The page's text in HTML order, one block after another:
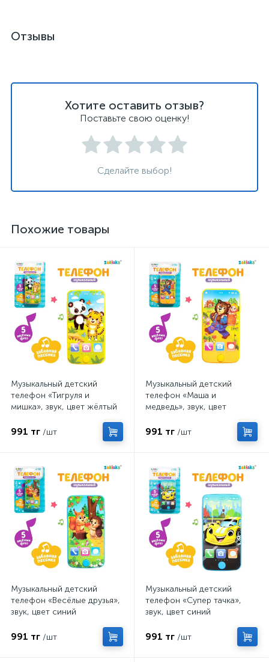
Отзывы
Хотите оставить отзыв?
Поставьте свою оценку!
Сделайте выбор!
Похожие товары
Музыкальный детский
телефон «Тигруля и
мишка», звук, цвет жёлтый
991 тг /шт
Музыкальный детский
телефон «Маша и
медведь», звук, цвет
991 тг /шт
Музыкальный детский
телефон «Весёлые друзья»,
звук, цвет синий
991 тг /шт
Музыкальный детский
телефон «Супер тачка»,
звук, цвет синий
991 тг /шт